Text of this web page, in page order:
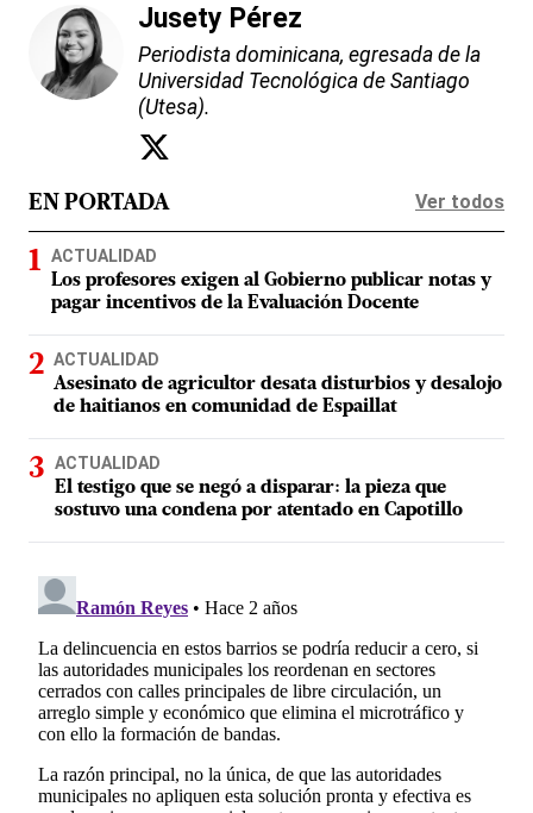
Jusety Pérez
Periodista dominicana, egresada de la
Universidad Tecnológica de Santiago
(Utesa).
EN PORTADA Ver todos
ACTUALIDAD
Los profesores exigen al Gobierno publicar notas y
pagar incentivos de la Evaluación Docente
ACTUALIDAD
Asesinato de agricultor desata disturbios y desalojo
de haitianos en comunidad de Espaillat
ACTUALIDAD
El testigo que se negó a disparar: la pieza que
sostuvo una condena por atentado en Capotillo